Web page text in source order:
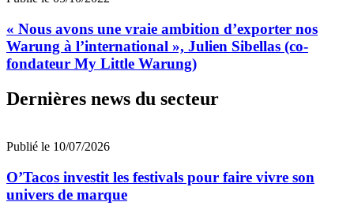
« Nous avons une vraie ambition d’exporter nos
Warung à l’international », Julien Sibellas (co-
fondateur My Little Warung)
Dernières news du secteur
Publié le 10/07/2026
O’Tacos investit les festivals pour faire vivre son
univers de marque